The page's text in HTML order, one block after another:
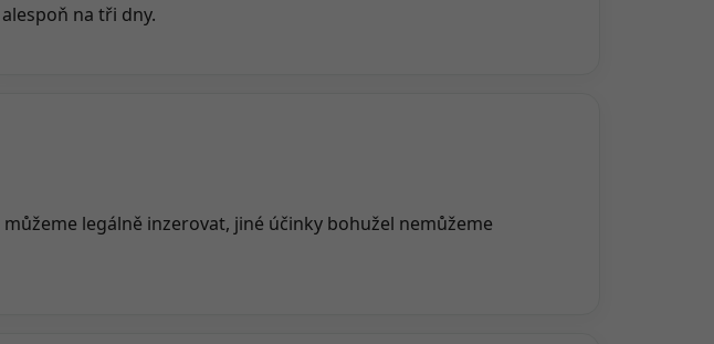
alespoň na tři dny.
legálně inzerovat, jiné účinky bohužel nemůžeme